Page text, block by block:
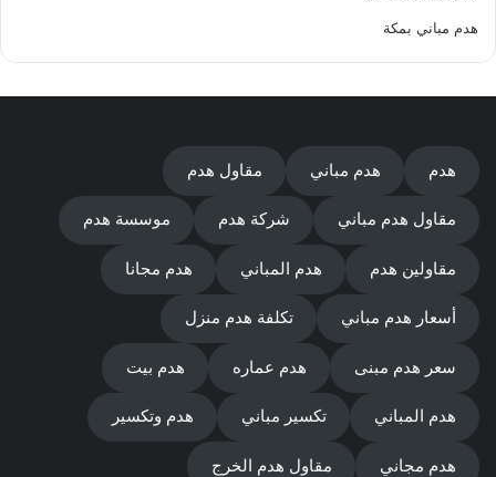
هدم مباني بمكة
هدم هدم مباني مقاول هدم
مقاول هدم مباني شركة هدم موسسة هدم
مقاولين هدم هدم المباني هدم مجانا
أسعار هدم مباني تكلفة هدم منزل
سعر هدم مبنى هدم عماره هدم بيت
هدم المباني تكسير مباني هدم وتكسير
هدم مجاني مقاول هدم الخرج